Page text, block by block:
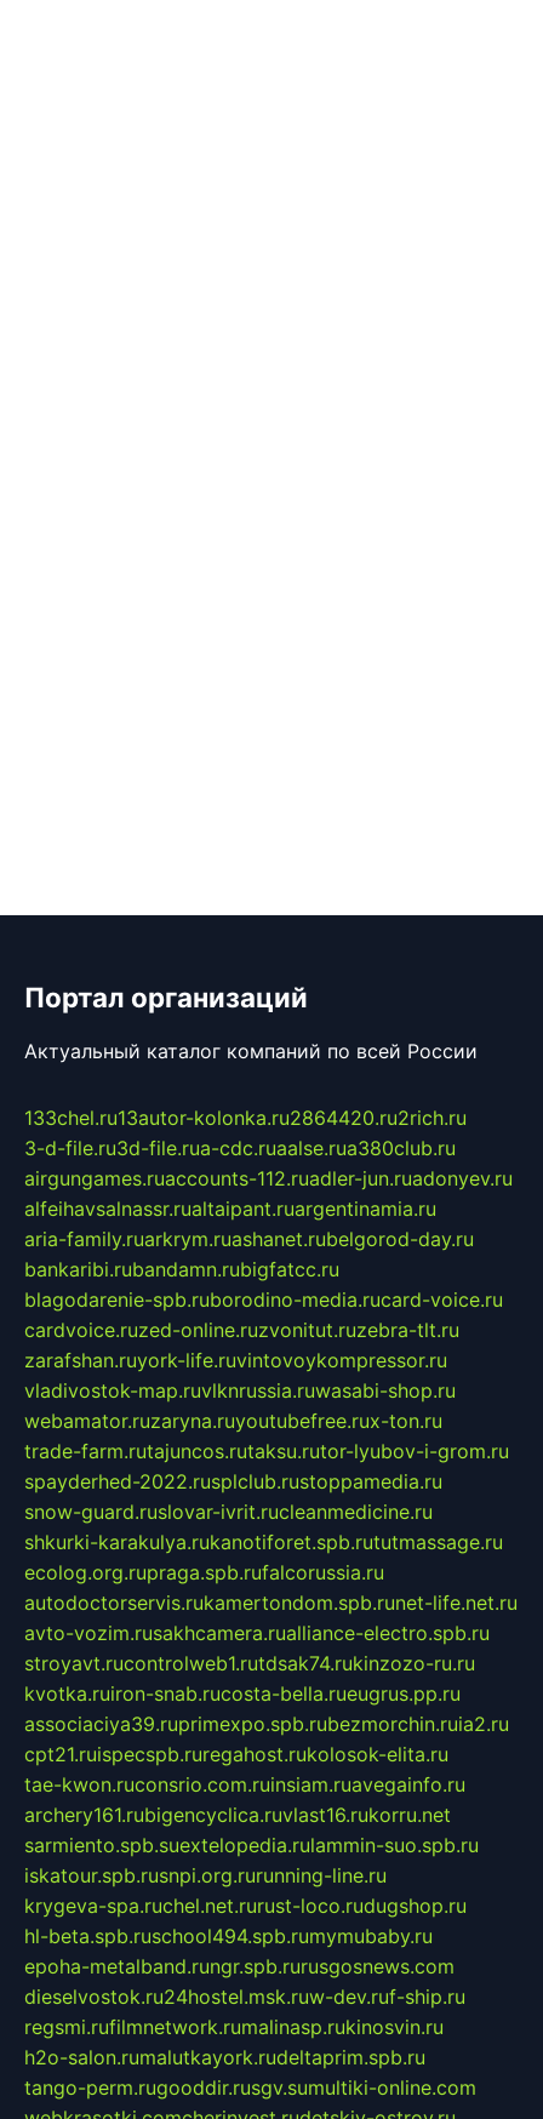
Портал организаций
Актуальный каталог компаний по всей России
133chel.ru13autor-kolonka.ru2864420.ru2rich.ru
3-d-file.ru3d-file.rua-cdc.ruaalse.rua380club.ru
airgungames.ruaccounts-112.ruadler-jun.ruadonyev.ru
alfeihavsalnassr.rualtaipant.ruargentinamia.ru
aria-family.ruarkrym.ruashanet.rubelgorod-day.ru
bankaribi.rubandamn.rubigfatcc.ru
blagodarenie-spb.ruborodino-media.rucard-voice.ru
cardvoice.ruzed-online.ruzvonitut.ruzebra-tlt.ru
zarafshan.ruyork-life.ruvintovoykompressor.ru
vladivostok-map.ruvlknrussia.ruwasabi-shop.ru
webamator.ruzaryna.ruyoutubefree.rux-ton.ru
trade-farm.rutajuncos.rutaksu.rutor-lyubov-i-grom.ru
spayderhed-2022.rusplclub.rustoppamedia.ru
snow-guard.ruslovar-ivrit.rucleanmedicine.ru
shkurki-karakulya.rukanotiforet.spb.rututmassage.ru
ecolog.org.rupraga.spb.rufalcorussia.ru
autodoctorservis.rukamertondom.spb.runet-life.net.ru
avto-vozim.rusakhcamera.rualliance-electro.spb.ru
stroyavt.rucontrolweb1.rutdsak74.rukinzozo-ru.ru
kvotka.ruiron-snab.rucosta-bella.rueugrus.pp.ru
associaciya39.ruprimexpo.spb.rubezmorchin.ruia2.ru
cpt21.ruispecspb.ruregahost.rukolosok-elita.ru
tae-kwon.ruconsrio.com.ruinsiam.ruavegainfo.ru
archery161.rubigencyclica.ruvlast16.rukorru.net
sarmiento.spb.suextelopedia.rulammin-suo.spb.ru
iskatour.spb.rusnpi.org.rurunning-line.ru
krygeva-spa.ruchel.net.rurust-loco.rudugshop.ru
hl-beta.spb.ruschool494.spb.rumymubaby.ru
epoha-metalband.rungr.spb.rurusgosnews.com
dieselvostok.ru24hostel.msk.ruw-dev.ruf-ship.ru
regsmi.rufilmnetwork.rumalinasp.rukinosvin.ru
h2o-salon.rumalutkayork.rudeltaprim.spb.ru
tango-perm.rugooddir.rusgv.sumultiki-online.com